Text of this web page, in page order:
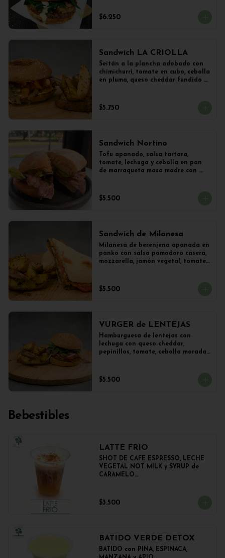
salteados con cebolla
caramelizada y lechuga con
$6.250
Sandwich LA CRIOLLA
Seitán a la plancha adobado con
chimichurri, tomate en cubo, cebolla
en pluma, queso cheddar fundido y
$5.750
Sandwich Nortino
Tofu apanado, salsa tartara,
tomate, lechuga y cebolla en pan
de marraqueta masa madre con
$5.500
Sandwich de Milanesa
Milanesa de berenjena apanada en
panko con salsa pomodoro casera,
mozzarella, jamón vegetal, tomate,
$5.500
VURGER de LENTEJAS
Hamburguesa de lentejas con
lechuga con queso cheddar,
pepinillos, tomate, cebolla morada
$5.500
Bebestibles
LATTE FRIO
SHOT DE CAFE ESPRESSO, LECHE
VEGETAL NOT MILK y SYRUP de
CARAMELO
$3.500
BATIDO VERDE DETOX
BATIDO con PIÑA, ESPINACA,